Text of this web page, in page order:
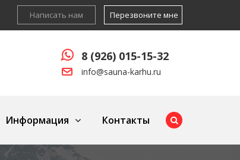
Написать нам Перезвоните мне
8 (926) 015-15-32
info@sauna-karhu.ru
Информация Контакты